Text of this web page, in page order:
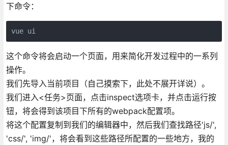
下命令：
vue ui
这个命令将会启动一个页面，用来简化开发过程中的一系列
操作。
我们先导入当前项目（自己摸索下，此处不展开详说）。
我们进入<任务>页面，点击inspect选项卡，并点击运行按
钮，将会得到该项目下所有的webpack配置项。
将这个配置复制到我们的编辑器中，然后我们查找路径'js/',
'css/', 'img/'，将会看到这些路径所配置的一些地方，我的